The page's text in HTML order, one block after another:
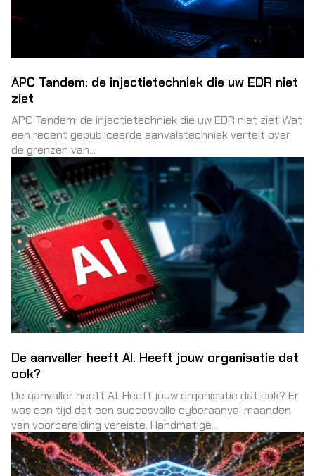
APC Tandem: de injectietechniek die uw EDR niet
ziet
APC Tandem: de injectietechniek die uw EDR niet ziet Wat
een recent gepubliceerde aanvalstechniek vertelt over
de grenzen van...
De aanvaller heeft AI. Heeft jouw organisatie dat
ook?
De aanvaller heeft AI. Heeft jouw organisatie dat ook? Er
was een tijd dat een succesvolle cyberaanval maanden
van voorbereiding vereiste. Handmatige...